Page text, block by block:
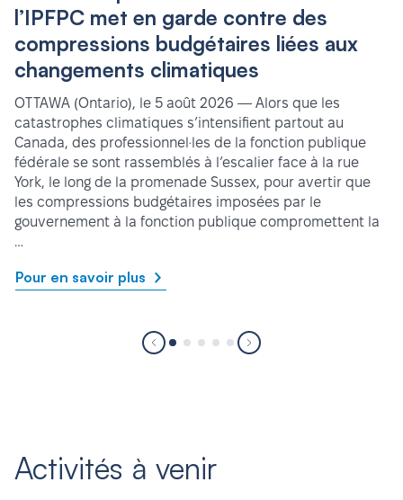
l’IPFPC met en garde contre des
compressions budgétaires liées aux
changements climatiques
OTTAWA (Ontario), le 5 août 2026 — Alors que les
catastrophes climatiques s’intensifient partout au
Canada, des professionnel·les de la fonction publique
fédérale se sont rassemblés à l’escalier face à la rue
York, le long de la promenade Sussex, pour avertir que
les compressions budgétaires imposées par le
gouvernement à la fonction publique compromettent la
…
Pour en savoir plus
Activités à venir